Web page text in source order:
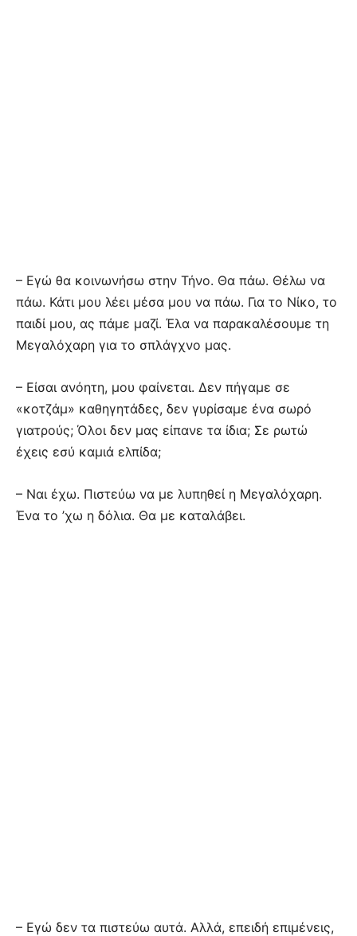
– Εγώ θα κοινωνήσω στην Τήνο. Θα πάω. Θέλω να
πάω. Κάτι μου λέει μέσα μου να πάω. Για το Νίκο, το
παιδί μου, ας πάμε μαζί. Έλα να παρακαλέσουμε τη
Μεγαλόχαρη για το σπλάγχνο μας.
– Είσαι ανόητη, μου φαίνεται. Δεν πήγαμε σε
«κοτζάμ» καθηγητάδες, δεν γυρίσαμε ένα σωρό
γιατρούς; Όλοι δεν μας είπανε τα ίδια; Σε ρωτώ
έχεις εσύ καμιά ελπίδα;
– Ναι έχω. Πιστεύω να με λυπηθεί η Μεγαλόχαρη.
Ένα το ’χω η δόλια. Θα με καταλάβει.
– Εγώ δεν τα πιστεύω αυτά. Αλλά, επειδή επιμένεις,